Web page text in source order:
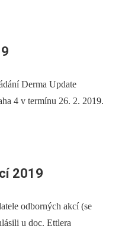
Derma Update
4 v termínu 26. 2. 2019.
2019
odborných akcí (se
u doc. Ettlera